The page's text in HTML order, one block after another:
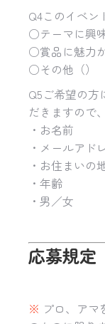
Q4このイベン
○テーマに興
○賞品に魅力
○その他（）
Q5ご希望の方
だきますので
・お名前
・メールアド
・お住まいの
・年齢
・男／女
応募規定
※ プロ、アマ